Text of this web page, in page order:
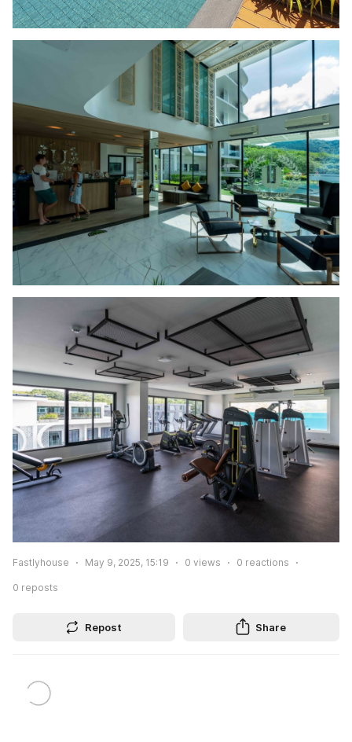
Fastlyhouse May 9, 2025, 15:19 0 views 0 reactions
0 reposts
Repost Share